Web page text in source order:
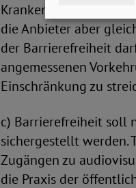
Krankenkasse nicht
die Anbieter aber
der Barrierefreiheit
angemessenen
Einschränkung zu
c) Barrierefreiheit soll
sichergestellt werden.
Zugängen zu
die Praxis der